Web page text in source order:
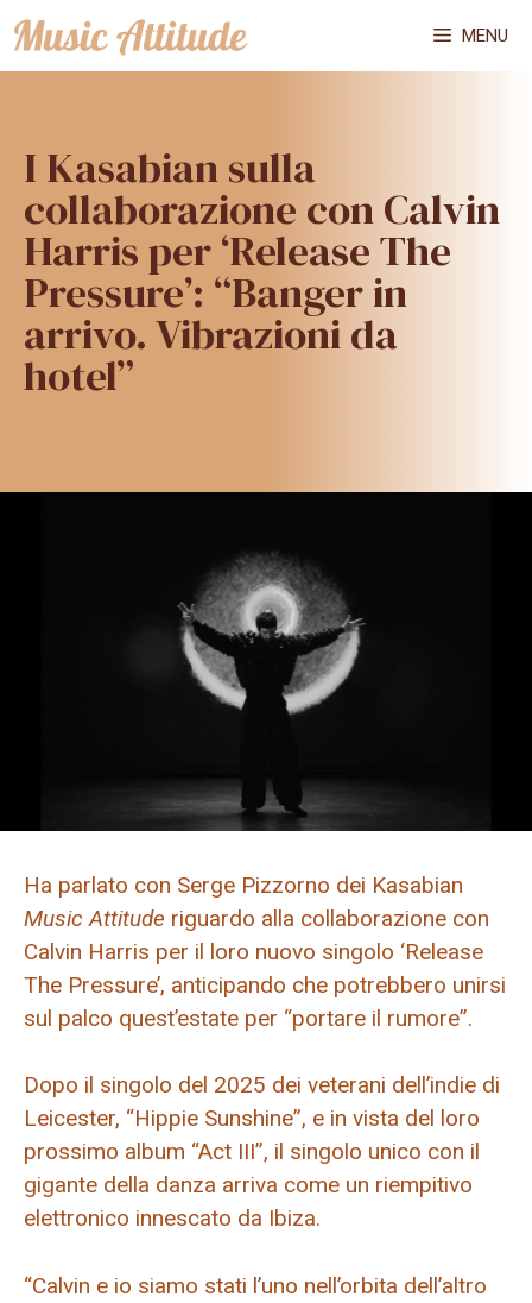
Vai
al
MENU
I Kasabian sulla
collaborazione con Calvin
Harris per ‘Release The
Pressure’: “Banger in
arrivo. Vibrazioni da
hotel”
Ha parlato con Serge Pizzorno dei Kasabian
Music Attitude riguardo alla collaborazione con
Calvin Harris per il loro nuovo singolo ‘Release
The Pressure’, anticipando che potrebbero unirsi
sul palco quest’estate per “portare il rumore”.
Dopo il singolo del 2025 dei veterani dell’indie di
Leicester, “Hippie Sunshine”, e in vista del loro
prossimo album “Act III”, il singolo unico con il
gigante della danza arriva come un riempitivo
elettronico innescato da Ibiza.
“Calvin e io siamo stati l’uno nell’orbita dell’altro